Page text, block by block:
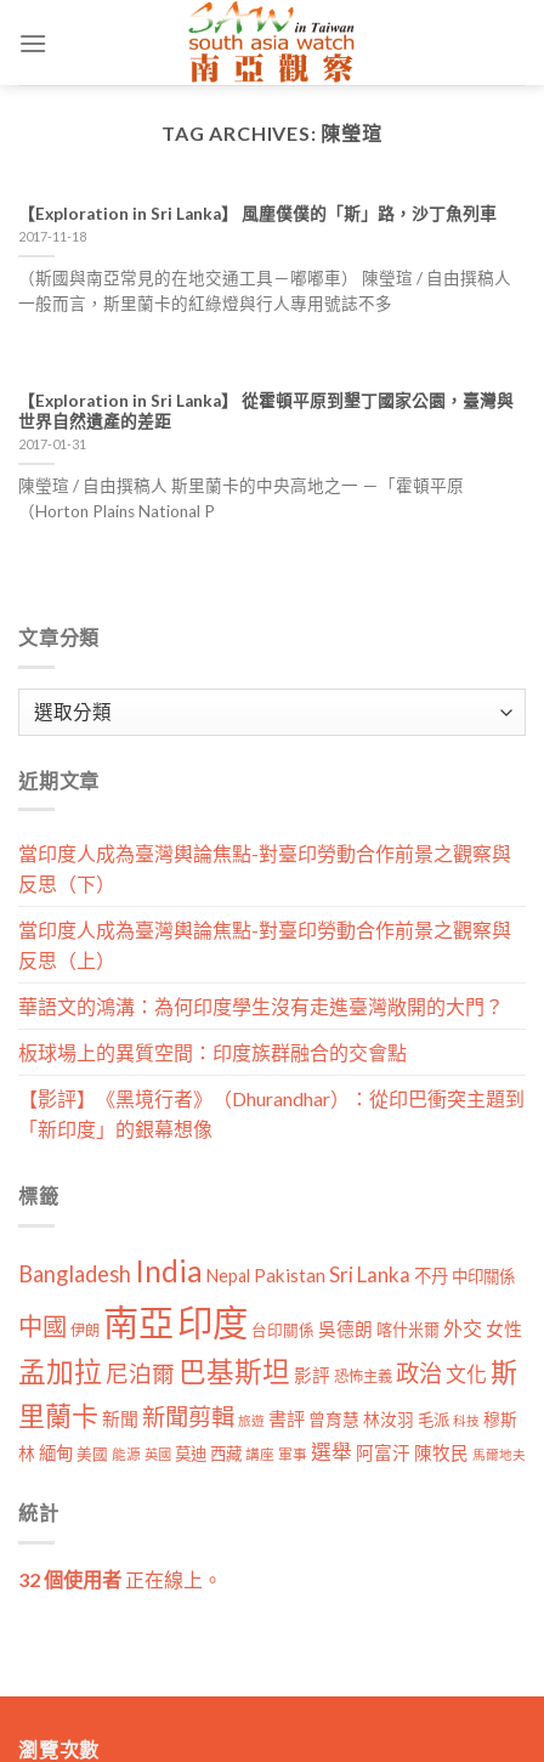
TAG ARCHIVES: 陳瑩瑄
【Exploration in Sri Lanka】 風塵僕僕的「斯」路，沙丁魚列車
2017-11-18
（斯國與南亞常見的在地交通工具－嘟嘟車） 陳瑩瑄 / 自由撰稿人
一般而言，斯里蘭卡的紅綠燈與行人專用號誌不多
【Exploration in Sri Lanka】 從霍頓平原到墾丁國家公園，臺灣與
世界自然遺產的差距
2017-01-31
陳瑩瑄 / 自由撰稿人 斯里蘭卡的中央高地之一 －「霍頓平原
（Horton Plains National P
文章分類
類
近期文章
當印度人成為臺灣輿論焦點-對臺印勞動合作前景之觀察與
反思（下）
當印度人成為臺灣輿論焦點-對臺印勞動合作前景之觀察與
反思（上）
華語文的鴻溝：為何印度學生沒有走進臺灣敞開的大門？
板球場上的異質空間：印度族群融合的交會點
【影評】《黑境行者》（Dhurandhar）：從印巴衝突主題到
「新印度」的銀幕想像
標籤
Bangladesh India Nepal Pakistan Sri Lanka 不丹 中印關係
中國 伊朗 南亞印度 台印關係 吳德朗 喀什米爾外交 女性
孟加拉 尼泊爾 巴基斯坦 影評 恐怖主義 政治文化斯
里蘭卡 新聞 新聞剪輯 旅遊 書評 曾育慧 林汝羽 毛派 科技 穆斯
林 緬甸 美國 能源 英國 莫迪 西藏 講座 軍事 選舉 阿富汗 陳牧民 馬爾地夫
統計
32 個使用者 正在線上。
瀏覽次數